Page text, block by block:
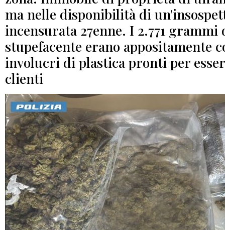
ma nelle disponibilità di
incensurata 27enne. I 2.771 grammi
stupefacente erano appositamente
involucri di plastica pronti per
clienti